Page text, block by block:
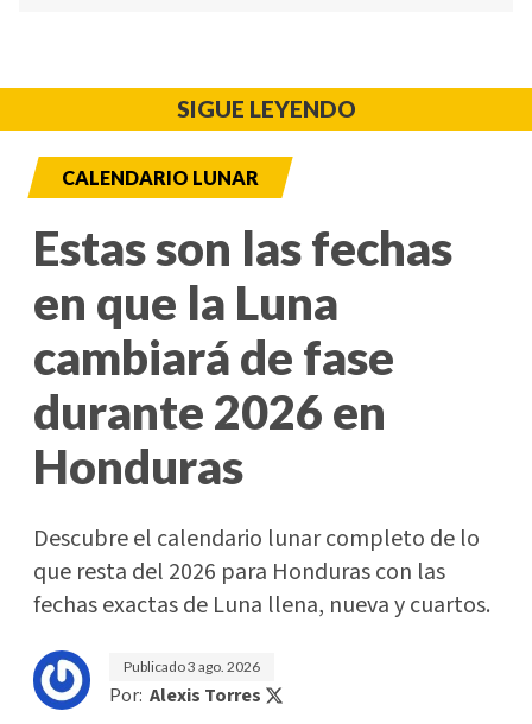
SIGUE LEYENDO
CALENDARIO LUNAR
Estas son las fechas
en que la Luna
cambiará de fase
durante 2026 en
Honduras
Descubre el calendario lunar completo de lo
que resta del 2026 para Honduras con las
fechas exactas de Luna llena, nueva y cuartos.
Publicado3 ago. 2026
Por: Alexis Torres